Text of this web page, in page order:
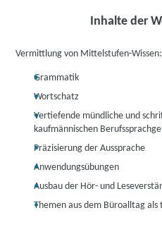
Inhalte der
Vermittlung von Mittelstufen-Wissen:
Grammatik
Wortschatz
Vertiefende mündliche und
kaufmännischen
Präzisierung der Aussprache
Anwendungsübungen
Ausbau der Hör- und
Themen aus dem Büroalltag